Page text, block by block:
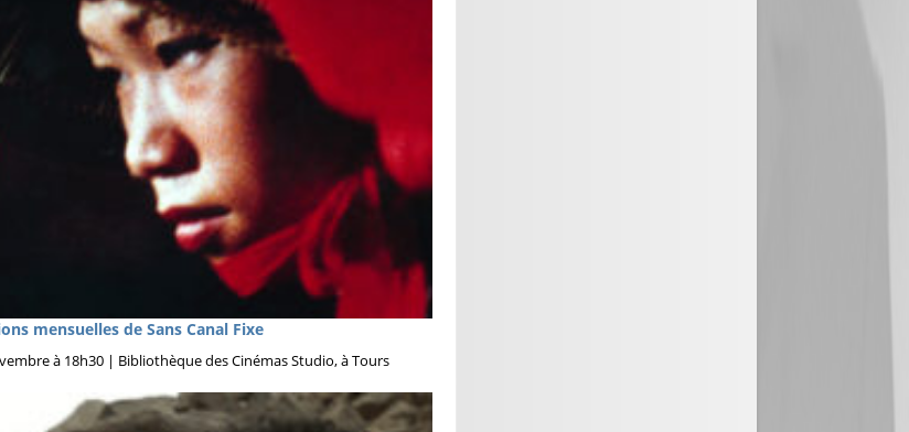
mensuelles de Sans Canal Fixe
à 18h30 | Bibliothèque des Cinémas Studio, à Tours